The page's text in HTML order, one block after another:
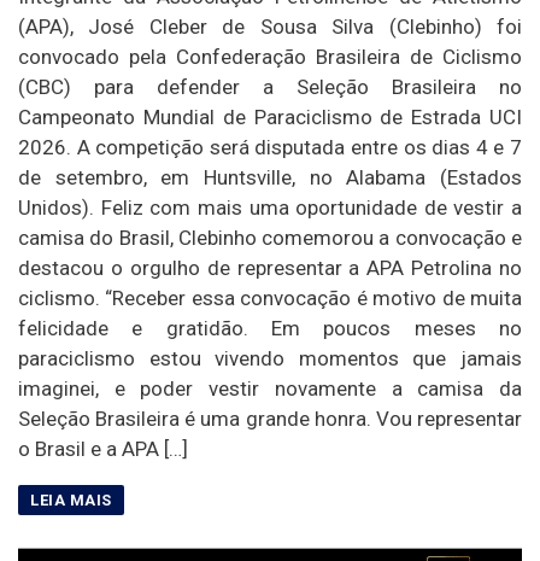
(APA), José Cleber de Sousa Silva (Clebinho) foi
convocado pela Confederação Brasileira de Ciclismo
(CBC) para defender a Seleção Brasileira no
Campeonato Mundial de Paraciclismo de Estrada UCI
2026. A competição será disputada entre os dias 4 e 7
de setembro, em Huntsville, no Alabama (Estados
Unidos). Feliz com mais uma oportunidade de vestir a
camisa do Brasil, Clebinho comemorou a convocação e
destacou o orgulho de representar a APA Petrolina no
ciclismo. “Receber essa convocação é motivo de muita
felicidade e gratidão. Em poucos meses no
paraciclismo estou vivendo momentos que jamais
imaginei, e poder vestir novamente a camisa da
Seleção Brasileira é uma grande honra. Vou representar
o Brasil e a APA […]